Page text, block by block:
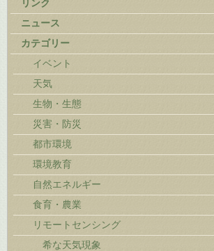
リンク
ニュース
カテゴリー
イベント
天気
生物・生態
災害・防災
都市環境
環境教育
自然エネルギー
食育・農業
リモートセンシング
希な天気現象